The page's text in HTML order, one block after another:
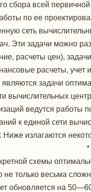
сбора всей
по ее
сеть
Эти задачи можно
расчеты цен),
расчеты, учет
задачи
вычислительных
ведутся работы
к единой сети
излагаются
схемы
не только весьма
обновляется на